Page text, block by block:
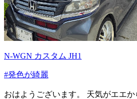
N-WGN カスタム JH1
#発色が綺麗
おはようございます。 天気がエエか